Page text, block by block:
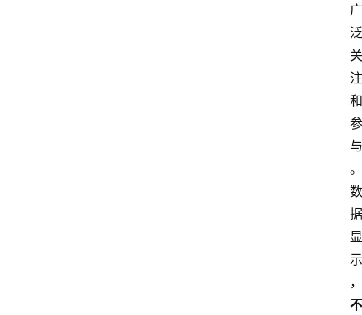
广
泛
关
注
和
参
与
。
数
据
显
示
，
不